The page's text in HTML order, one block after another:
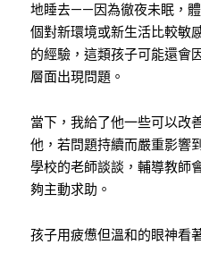
地睡去——因為徹夜未眠，
個對新環境或新生活比較敏
的經驗，這類孩子可能還會
層面出現問題。
當下，我給了他一些可以改
他，若問題持續而嚴重影響
學校的老師談談，輔導教
夠主動求助。
孩子用疲憊但溫和的眼神看